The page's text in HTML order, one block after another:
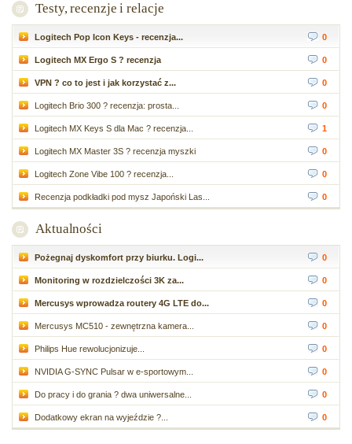
Testy, recenzje i relacje
Logitech Pop Icon Keys - recenzja... 0
Logitech MX Ergo S ? recenzja 0
VPN ? co to jest i jak korzystać z... 0
Logitech Brio 300 ? recenzja: prosta... 0
Logitech MX Keys S dla Mac ? recenzja... 1
Logitech MX Master 3S ? recenzja myszki 0
Logitech Zone Vibe 100 ? recenzja... 0
Recenzja podkładki pod mysz Japoński Las... 0
Aktualności
Pożegnaj dyskomfort przy biurku. Logi... 0
Monitoring w rozdzielczości 3K za... 0
Mercusys wprowadza routery 4G LTE do... 0
Mercusys MC510 - zewnętrzna kamera... 0
Philips Hue rewolucjonizuje... 0
NVIDIA G-SYNC Pulsar w e-sportowym... 0
Do pracy i do grania ? dwa uniwersalne... 0
Dodatkowy ekran na wyjeździe ?... 0